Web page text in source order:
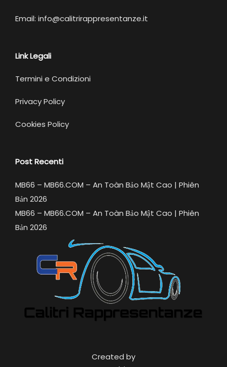
Email: info@calitrirappresentanze.it
Link Legali
Termini e Condizioni
Privacy Policy
Cookies Policy
Post Recenti
MB66 – MB66.COM – An Toàn Bảo Mật Cao | Phiên
Bản 2026
MB66 – MB66.COM – An Toàn Bảo Mật Cao | Phiên
Bản 2026
Created by